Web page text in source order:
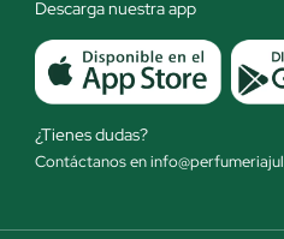
Descarga nuestra app
¿Tienes dudas?
Contáctanos en